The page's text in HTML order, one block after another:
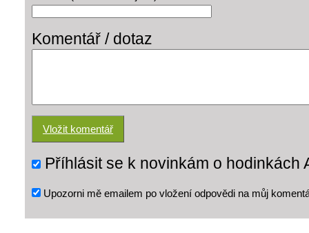
Komentář / dotaz
Příhlásit se k novinkám o hodinkách
Upozorni mě emailem po vložení odpovědi na můj